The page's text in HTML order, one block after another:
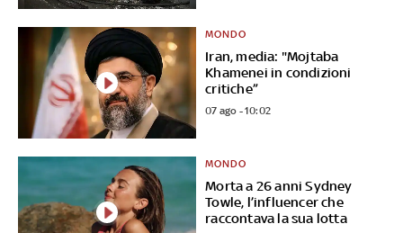
Iran, media: "Mojtaba
Khamenei in condizioni
critiche”
MONDO
07 ago - 10:02
Morta a 26 anni Sydney
Towle, l’influencer che
raccontava la sua lotta
MONDO